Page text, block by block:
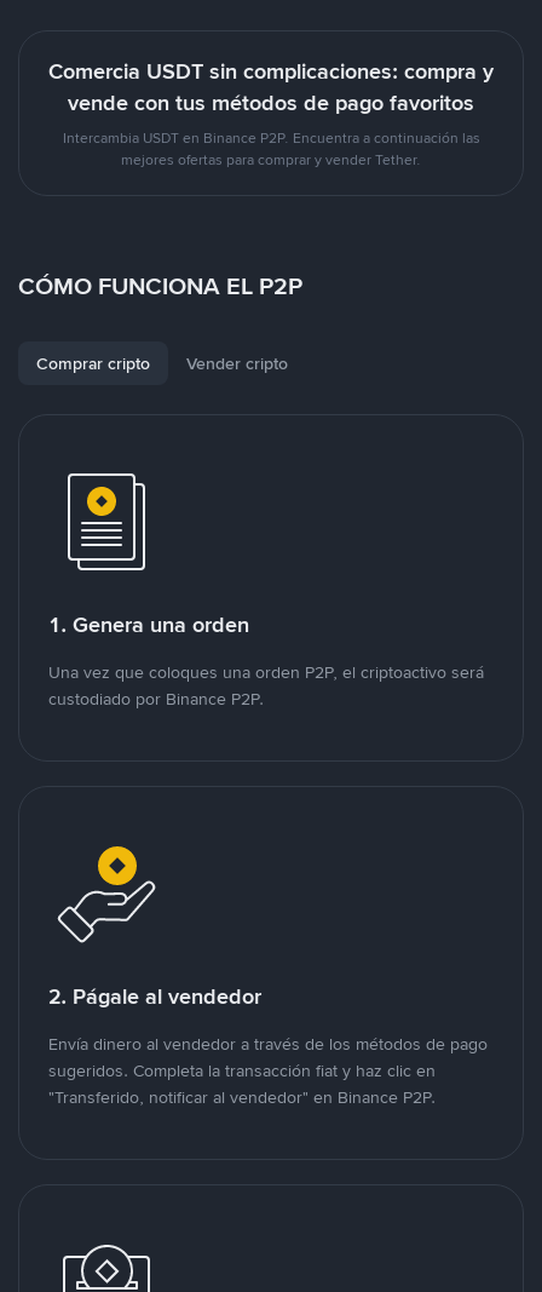
Comercia USDT sin complicaciones: compra y
vende con tus métodos de pago favoritos
Intercambia USDT en Binance P2P. Encuentra a continuación las
mejores ofertas para comprar y vender Tether.
CÓMO FUNCIONA EL P2P
Comprar cripto Vender cripto
1. Genera una orden
Una vez que coloques una orden P2P, el criptoactivo será
custodiado por Binance P2P.
2. Págale al vendedor
Envía dinero al vendedor a través de los métodos de pago
sugeridos. Completa la transacción fiat y haz clic en
"Transferido, notificar al vendedor" en Binance P2P.